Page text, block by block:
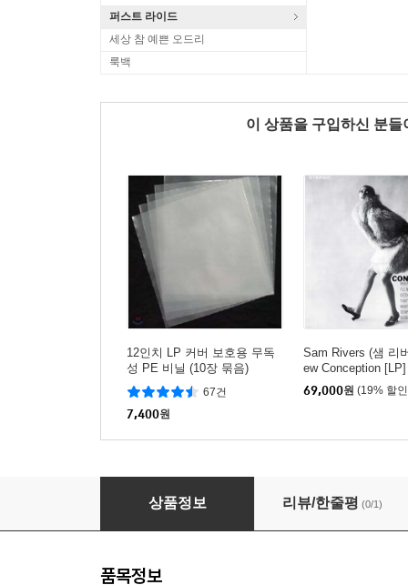
퍼스트 라이드
세상 참 예쁜 오드리
룩백
이 상품을 구입하신 분
12인치 LP 커버 보호용 무독
성 PE 비닐 (10장 묶음)
67건
7,400원
Sam Rivers (샘 리
ew Conception [LP]
69,000원 (19% 할
Albert King with Stevie Ray Vaughan - In
상품정보 리뷰/한줄평 (0/1)
품목정보